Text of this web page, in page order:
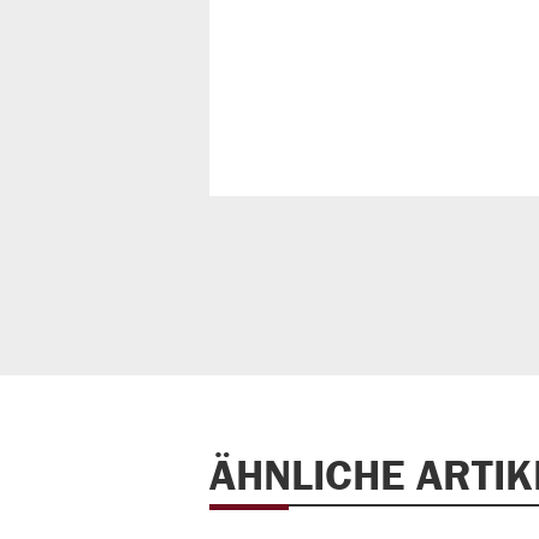
ÄHNLICHE